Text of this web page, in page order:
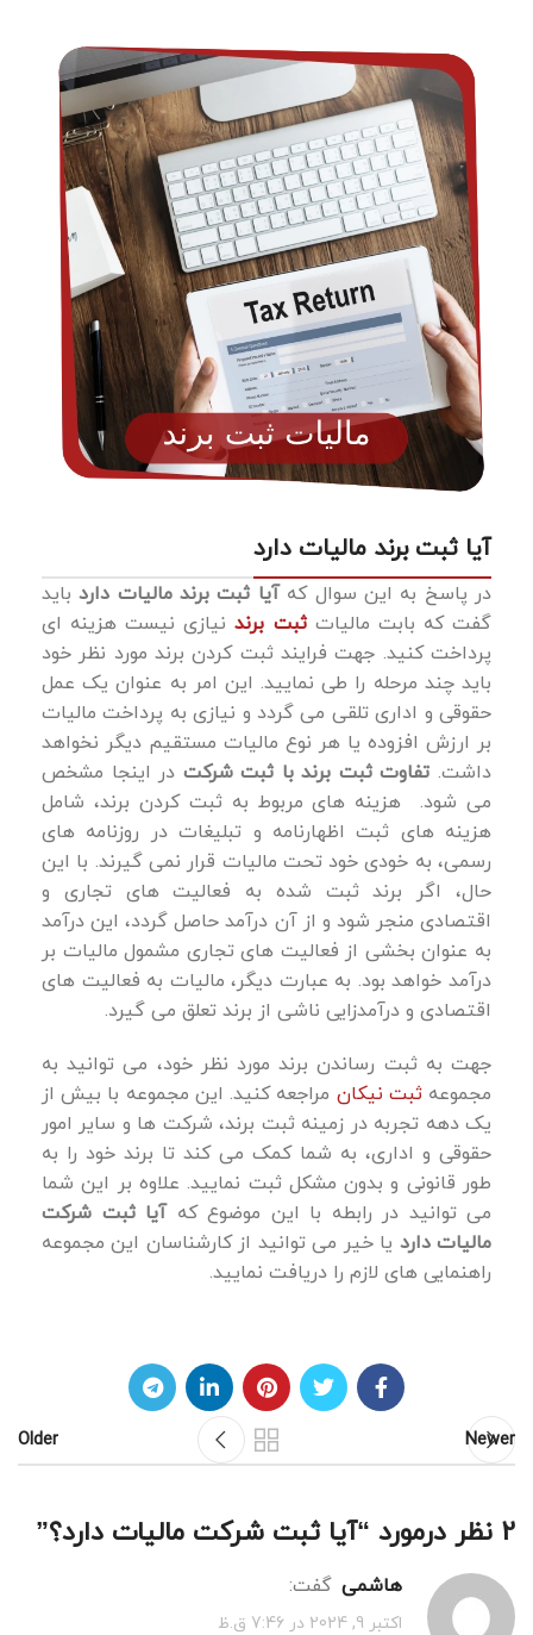
آیا ثبت برند مالیات دارد
در پاسخ به این سوال کهآیا ثبت برند مالیات دارد باید
گفت که بابت مالیاتثبت برندنیازی نیست هزینه ای
پرداخت کنید. جهت فرایند ثبت کردن برند مورد نظر خود
باید چند مرحله را طی نمایید. این امر به عنوان یک عمل
حقوقی و اداری تلقی می گردد و نیازی به پرداخت مالیات
بر ارزش افزوده یا هر نوع مالیات مستقیم دیگر نخواهد
داشت. تفاوت ثبت برند با ثبت شرکت در اینجا مشخص
می شود. هزینه ‌های مربوط به ثبت کردن برند، شامل
هزینه‌ های ثبت اظهارنامه و تبلیغات در روزنامه ‌های
رسمی، به خودی خود تحت مالیات قرار نمی ‌گیرند. با این
حال، اگر برند ثبت ‌شده به فعالیت ‌های تجاری و
اقتصادی منجر شود و از آن درآمد حاصل گردد، این درآمد
به عنوان بخشی از فعالیت ‌های تجاری مشمول مالیات بر
درآمد خواهد بود. به عبارت دیگر، مالیات به فعالیت‌ های
اقتصادی و درآمدزایی ناشی از برند تعلق می گیرد.
جهت به ثبت رساندن برند مورد نظر خود، می ‌توانید به
مجموعهثبت نیکان مراجعه کنید. این مجموعه با بیش از
یک دهه تجربه در زمینه ثبت برند، شرکت ‌ها و سایر امور
حقوقی و اداری، به شما کمک می ‌کند تا برند خود را به
‌طور قانونی و بدون مشکل ثبت نمایید. علاوه بر این شما
می توانید در رابطه با این موضوع کهآیا ثبت شرکت
مالیات دارد یا خیر می توانید از کارشناسان این مجموعه
راهنمایی های لازم را دریافت نمایید.
Newer
Older
2 نظر درمورد “ آیا ثبت شرکت مالیات دارد؟”
هاشمی گفت:
اکتبر 9, 2024 در 7:46 ق.ظ